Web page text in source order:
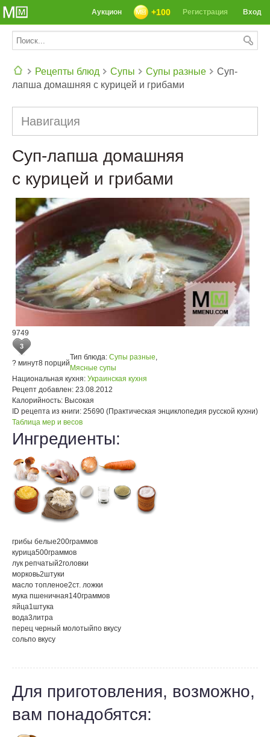
Вход
Регистрация
+100
Аукцион
Рецепты блюд Супы Супы разные
Суп-
лапша домашняя с курицей и грибами
Навигация
Суп-лапша домашняя
с курицей и грибами
9749
3
? минут8 порций
Тип блюда: Супы разные,
Мясные супы
Национальная кухня: Украинская кухня
Рецепт добавлен: 23.08.2012
Калорийность: Высокая
ID рецепта из книги: 25690 (Практическая энциклопедия русской кухни)
Таблица мер и весов
Ингредиенты:
грибы белые200граммов
курица500граммов
лук репчатый2головки
морковь2штуки
масло топленое2ст. ложки
мука пшеничная140граммов
яйца1штука
вода3литра
перец черный молотыйпо вкусу
сольпо вкусу
Для приготовления, возможно,
вам понадобятся: